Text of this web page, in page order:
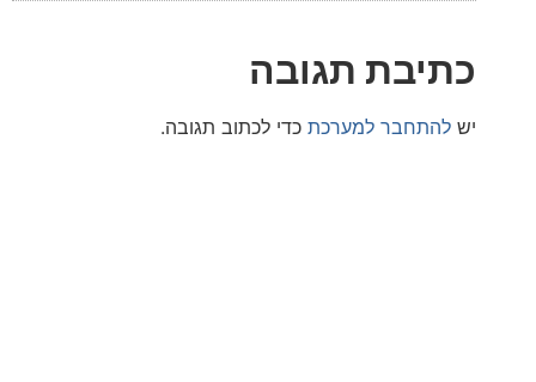
תגובה
למערכתכדי לכתוב תגובה.